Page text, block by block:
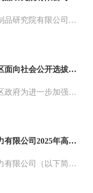
上海新型烟草制品研究院有限公司坐落于上海市浦东新区，是中国烟草总公司全资子公司，为烟草行业直属科研单位。公司内设5个科研部门，下辖两家子公司，布局沪深两地，科研领域覆盖新型烟草制品基础理论研究、共性技术研究、全产业链技术和工程配套研究、发展趋势研究和知识产权研究，依法开展电子烟质量监督检验及相关标准化工作。
2025年沙坪坝区面向社会公开选拔社区专职工作者后备人选简章
重庆市沙坪坝区政府为进一步加强基层治理，提升社区治理水平和服务质量，建设一支数量充足、结构合理、作风过硬、素质优良的社区工作者队伍，经研究决定面向社会公开、择优选拔一批社区专职工作者后备人选。
国网安徽省电力有限公司2025年高校毕业生招聘公告（第二批）
国网安徽省电力有限公司（以下简称“安徽公司”）是国家电网有限公司（以下简称“国网公司”）的全资子公司，以建设和运营电网为核心业务，承担着保障能源安全、服务人民美好生活的重要使命。安徽公司下设16个市级供电公司、71个县级供电公司和16家业务单位。安徽位于华东腹地，是我国东部襟江近海的内陆省份，跨长江、淮河中下游，世称江淮大地。文化底蕴深厚，源远流长；资源条件优越，交通便捷。